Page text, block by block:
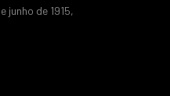
junho de 1915,